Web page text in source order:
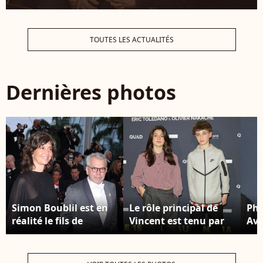
TOUTES LES ACTUALITÉS
Dernières photos
Simon Boublil est en
réalité le fils de
l'acteur césarisé
Le rôle principal de
Vincent est tenu par
Simon Boublil. Pour
tête d'affiche, le jeune